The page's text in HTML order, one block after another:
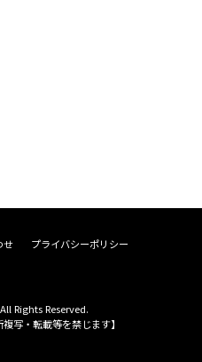
せ プライバシーポリシー
Rights Reserved.
写・転載等を禁じます】